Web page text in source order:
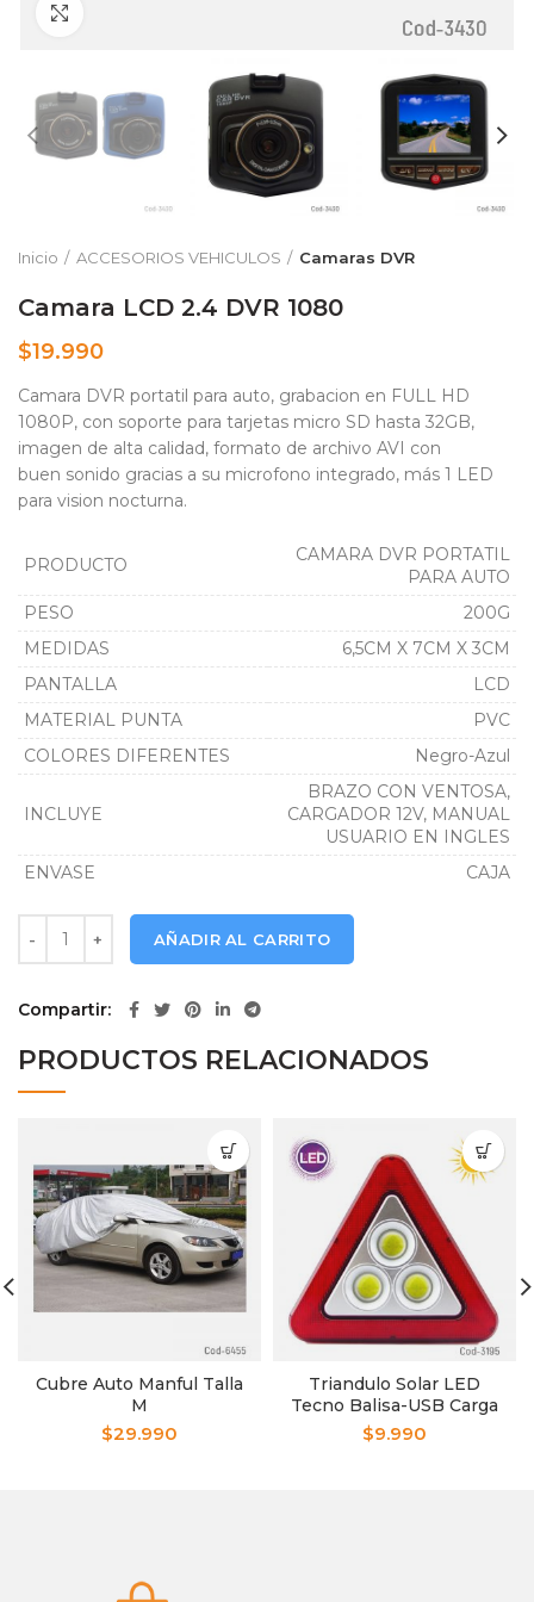
Inicio ACCESORIOS VEHICULOS Camaras DVR
Camara LCD 2.4 DVR 1080
$19.990
Camara DVR portatil para auto, grabacion en FULL HD
1080P, con soporte para tarjetas micro SD hasta 32GB,
imagen de alta calidad, formato de archivo AVI con
buen sonido gracias a su microfono integrado, más 1 LED
para vision nocturna.
PRODUCTO
CAMARA DVR PORTATIL
PARA AUTO
PESO
200G
MEDIDAS
6,5CM X 7CM X 3CM
PANTALLA
LCD
MATERIAL PUNTA
PVC
COLORES DIFERENTES
Negro-Azul
INCLUYE
BRAZO CON VENTOSA,
CARGADOR 12V, MANUAL
USUARIO EN INGLES
ENVASE
CAJA
Camara LCD 2.4 DVR 1080 cantidad
AÑADIR AL CARRITO
Compartir
PRODUCTOS RELACIONADOS
Cubre Auto Manful Talla
M
$29.990
Triandulo Solar LED
Tecno Balisa-USB Carga
HS8017
$9.990